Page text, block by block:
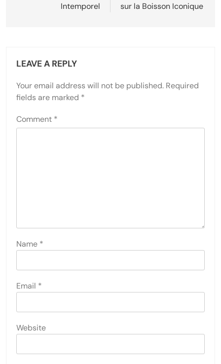
Intemporel
sur la Boisson Iconique
LEAVE A REPLY
Your email address will not be published. Required
fields are marked *
Comment *
Name *
Email *
Website